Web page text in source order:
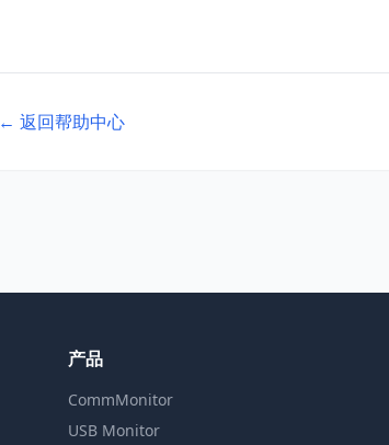
← 返回帮助中心
产品
CommMonitor
USB Monitor